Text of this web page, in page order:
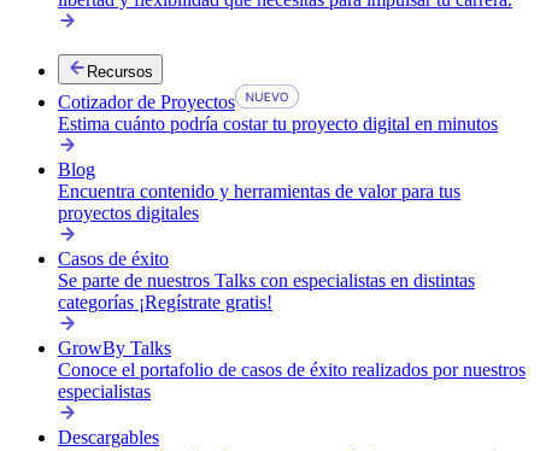
Recursos
Cotizador de Proyectos
Estima cuánto podría costar tu proyecto digital en minutos
Blog
Encuentra contenido y herramientas de valor para tus
proyectos digitales
Casos de éxito
Se parte de nuestros Talks con especialistas en distintas
categorías ¡Regístrate gratis!
GrowBy Talks
Conoce el portafolio de casos de éxito realizados por nuestros
especialistas
Descargables